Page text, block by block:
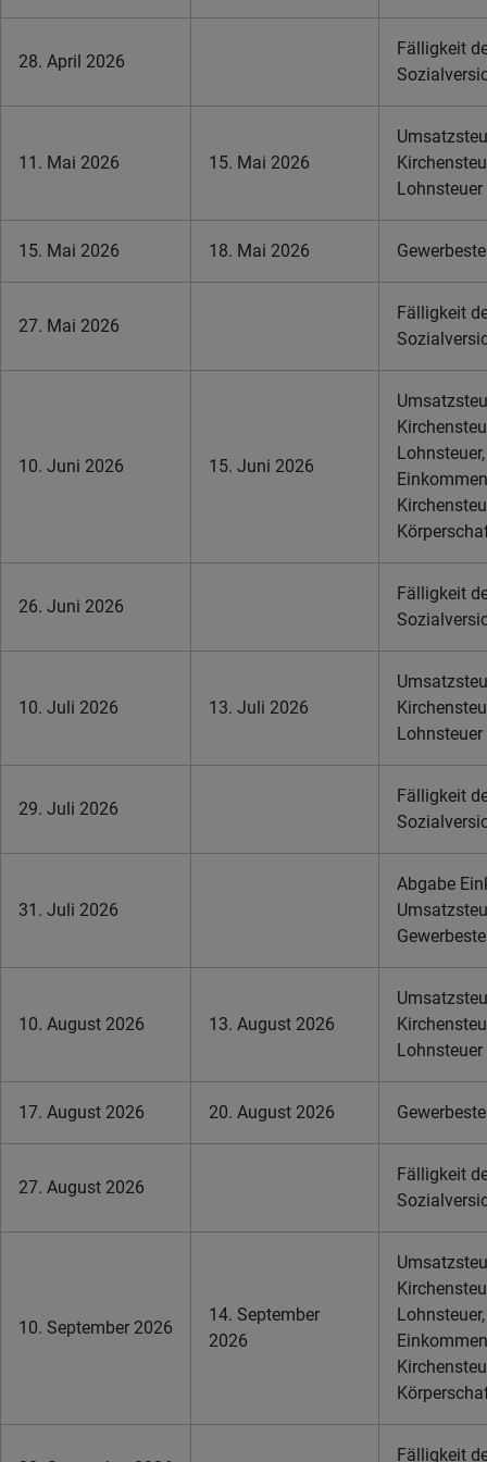
28. April 2026
Fälligkeit
11. Mai 2026 15. Mai 2026
Lohnsteuer
15. Mai 2026 18. Mai 2026
27. Mai 2026
Fälligkeit
10. Juni 2026 15. Juni 2026
Lohnsteuer,
26. Juni 2026
Fälligkeit
10. Juli 2026 13. Juli 2026
Lohnsteuer
29. Juli 2026
Fälligkeit
31. Juli 2026
Abgabe
10. August 2026 13. August 2026
Lohnsteuer
17. August 2026 20. August 2026
27. August 2026
Fälligkeit
10. September 2026
14. September
2026
Lohnsteuer,
Fälligkeit